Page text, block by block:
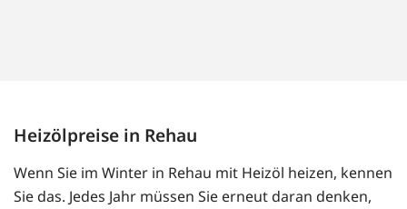
Heizölpreise in Rehau
Wenn Sie im Winter in Rehau mit Heizöl heizen, kennen
Sie das. Jedes Jahr müssen Sie erneut daran denken,